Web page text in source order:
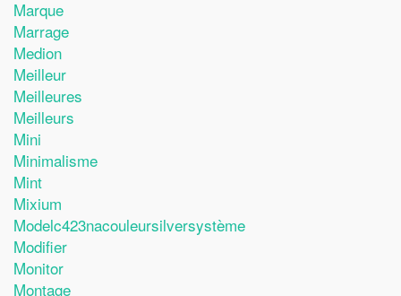
Marque
Marrage
Medion
Meilleur
Meilleures
Meilleurs
Mini
Minimalisme
Mint
Mixium
Modelc423nacouleursilversystème
Modifier
Monitor
Montage